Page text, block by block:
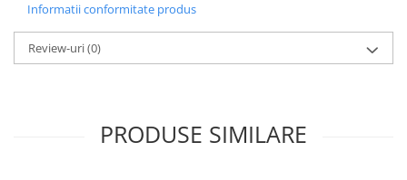
Amestecul contine materiale active la suprafata, agent emolient
pentru piele, usor parfumata.
Putere mare de curatare
Informatii conformitate produs
Review-uri(0)
PRODUSE SIMILARE